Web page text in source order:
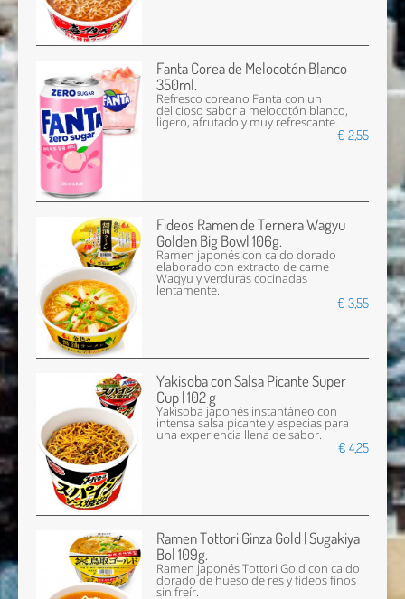
Fanta Corea de Melocotón Blanco
350ml.
Refresco coreano Fanta con un
delicioso sabor a melocotón blanco,
ligero, afrutado y muy refrescante.
€ 2,55
Fideos Ramen de Ternera Wagyu
Golden Big Bowl 106g.
Ramen japonés con caldo dorado
elaborado con extracto de carne
Wagyu y verduras cocinadas
lentamente.
€ 3,55
Yakisoba con Salsa Picante Super
Cup | 102 g
Yakisoba japonés instantáneo con
intensa salsa picante y especias para
una experiencia llena de sabor.
€ 4,25
Ramen Tottori Ginza Gold | Sugakiya
Bol 109g.
Ramen japonés Tottori Gold con caldo
dorado de hueso de res y fideos finos
sin freír.